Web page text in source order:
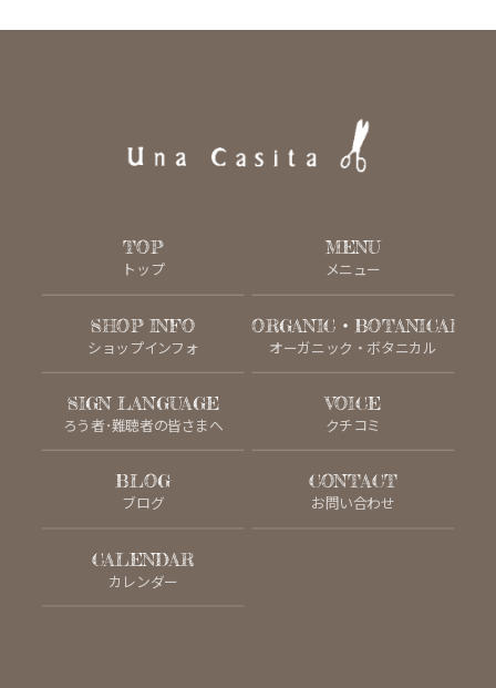
TOP
トップ
MENU
メニュー
SHOP INFO
ショップインフォ
ORGANIC・BOTANICAL
オーガニック・ボタニカル
SIGN LANGUAGE
ろう者･難聴者の皆さまへ
VOICE
クチコミ
BLOG
ブログ
CONTACT
お問い合わせ
CALENDAR
カレンダー